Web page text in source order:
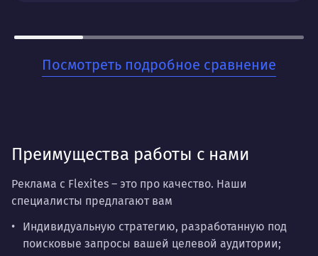
Для стартапов и малого бизнеса, которые хотят
быстро начать получать заявки и тестировать
Посмотреть подробное сравнение
Преимущества работы с нами
Реклама с Flexites – это про качество. Наши
специалисты предлагают вам
Индивидуальную стратегию, разработанную под
поисковые запросы вашей целевой аудитории;